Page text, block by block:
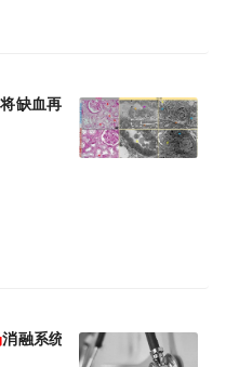
将缺血再灌注损伤引起的供体肾
消融系统进入创新医疗器械特别